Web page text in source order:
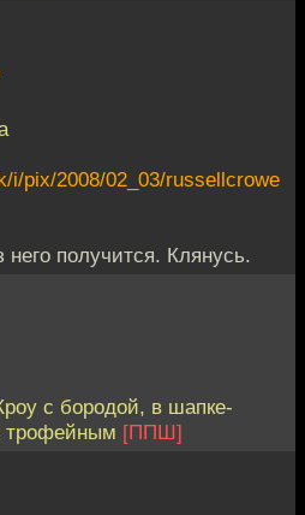
i/pix/2008/02_03/russellcrowe
получится. Клянусь.
с бородой, в шапке-
трофейным [ППШ]